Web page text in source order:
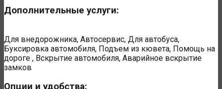
Дополнительные услуги:
Для внедорожника, Автосервис, Для автобуса,
Буксировка автомобиля, Подъем из кювета, Помощь на
дороге , Вскрытие автомобиля, Аварийное вскрытие
замков
Опции и удобства: